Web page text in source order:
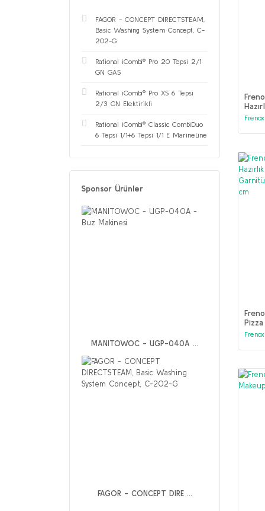
FAGOR - CONCEPT DIRECTSTEAM,
Basic Washing System Concept, C-
202-G
Rational iCombi® Pro 20 Tepsi 2/1
GN GAS
Rational iCombi® Pro XS 6 Tepsi
2/3 GN Elektirikli
Rational iCombi® Classic CombiDuo
6 Tepsi 1/1+6 Tepsi 1/1 E MarineLine
Sponsor Ürünler
MANITOWOC - UGP-040A ...
FAGOR - CONCEPT DIRE ...
+2
Frenox
Frenox